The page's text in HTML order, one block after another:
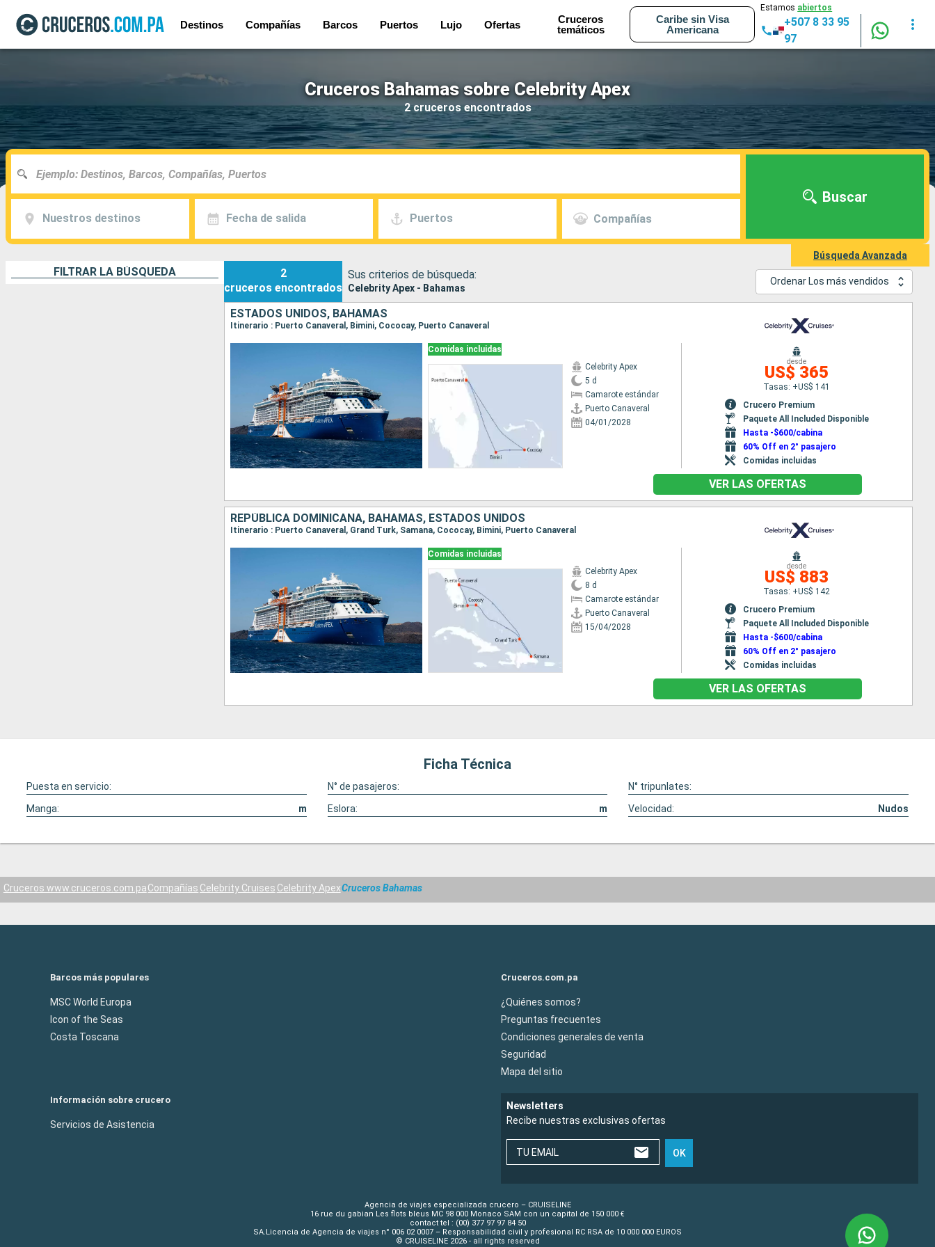
Destinos Compañías Barcos Puertos Lujo Ofertas
Cruceros
temáticos
Caribe sin Visa
Americana
Estamos abiertos
+507 8 33 95
97
Cruceros Bahamas sobre Celebrity Apex
2 cruceros encontrados
Nuestros destinos Fecha de salida Puertos Compañías
Buscar
Búsqueda Avanzada
FILTRAR LA BÚSQUEDA
2
cruceros encontrados
Sus criterios de búsqueda:
Celebrity Apex - Bahamas
Ordenar Los más vendidos
ESTADOS UNIDOS, BAHAMAS
Itinerario : Puerto Canaveral, Bimini, Cococay, Puerto Canaveral
Comidas incluidas
Celebrity Apex
5 d
Camarote estándar
Puerto Canaveral
04/01/2028
desde
US$ 365
Tasas: +US$ 141
Crucero Premium
Paquete All Included Disponible
Hasta -$600/cabina
60% Off en 2° pasajero
Comidas incluidas
VER LAS OFERTAS
REPÚBLICA DOMINICANA, BAHAMAS, ESTADOS UNIDOS
Itinerario : Puerto Canaveral, Grand Turk, Samana, Cococay, Bimini, Puerto Canaveral
Comidas incluidas
Celebrity Apex
8 d
Camarote estándar
Puerto Canaveral
15/04/2028
desde
US$ 883
Tasas: +US$ 142
Crucero Premium
Paquete All Included Disponible
Hasta -$600/cabina
60% Off en 2° pasajero
Comidas incluidas
VER LAS OFERTAS
Ficha Técnica
Puesta en servicio: N° de pasajeros:
N° tripunlates:
Manga:
m Eslora: m Velocidad: Nudos
Cruceros www.cruceros.com.paCompañías Celebrity Cruises Celebrity ApexCruceros Bahamas
Barcos más populares
MSC World Europa
Icon of the Seas
Costa Toscana
Cruceros.com.pa
¿Quiénes somos?
Preguntas frecuentes
Condiciones generales de venta
Seguridad
Mapa del sitio
Información sobre crucero
Servicios de Asistencia
Newsletters
Recibe nuestras exclusivas ofertas
TU EMAIL OK
Agencia de viajes especializada crucero – CRUISELINE
16 rue du gabian Les flots bleus MC 98 000 Monaco SAM con un capital de 150 000 €
contact tel : (00) 377 97 97 84 50
SA.Licencia de Agencia de viajes n° 006 02 0007 – Responsabilidad civil y profesional RC RSA de 10 000 000 EUROS
© CRUISELINE 2026 - all rights reserved